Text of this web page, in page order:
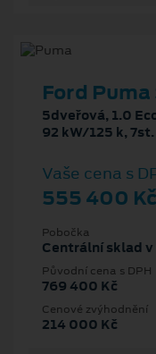
Ford Puma
5dveřová, 1.0
92 kW/125 k,
Vaše cena s
555 400 Kč
Pobočka
Centrální sklad v
Původní cena s DPH
769 400 Kč
Cenové zvýhodnění
214 000 Kč